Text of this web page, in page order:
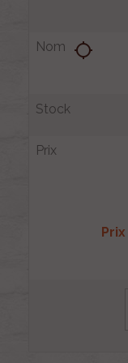
location_searching